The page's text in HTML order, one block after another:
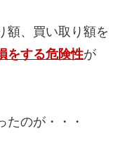
額、買い取り額を
をする危険性が
たのが・・・